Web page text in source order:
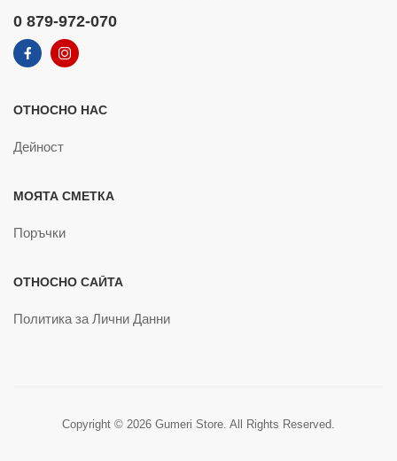
0 879-972-070
ОТНОСНО НАС
Дейност
МОЯТА СМЕТКА
Поръчки
ОТНОСНО САЙТА
Политика за Лични Данни
Copyright © 2026 Gumeri Store. All Rights Reserved.